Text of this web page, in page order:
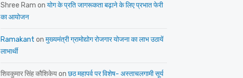
Shree Ram on योग के प्रति जागरूकता बढ़ाने के लिए प्रभात फेरी
का आयोजन
Ramakant on मुख्यमंत्री ग्रामोद्योग रोजगार योजना का लाभ उठायें
लाभार्थी
शिवकुमार सिंह कौशिकेयon छठ महापर्व पर विशेष- अस्ताचलगामी सूर्य